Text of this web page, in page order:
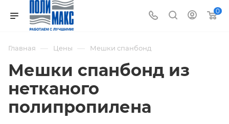
0
Главная — Цены — Мешки спанбонд
Мешки спанбонд из
нетканого
полипропилена